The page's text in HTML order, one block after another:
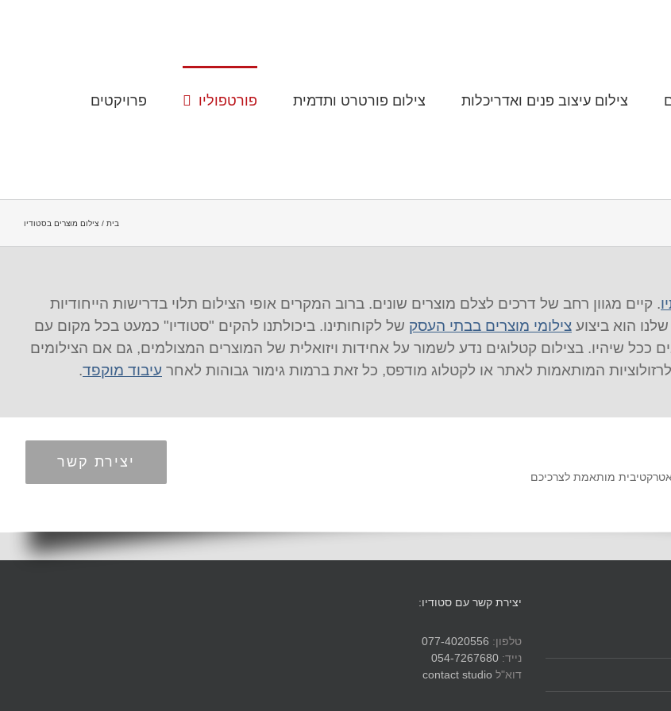
צילום עיצוב פנים ואדריכלות צילום פורטרט ותדמית פורטפוליו פרויקטים
בית צילום מוצרים בסטודיו
. קיים מגוון רחב של דרכים לצלם מוצרים שונים. ברוב המקרים אופי הצילום תלוי בדרישות הייחודיות
הוא ביצוע צילומי מוצרים בבתי העסק של לקוחותינו. ביכולתנו להקים "סטודיו" כמעט בכל מקום עם
ככל שיהיו. בצילום קטלוגים נדע לשמור על אחידות ויזואלית של המוצרים המצולמים, גם אם הצילומים
המותאמות לאתר או לקטלוג מודפס, כל זאת ברמות גימור גבוהות לאחר עיבוד מוקפד.
יצירת קשר
אטרקטיבית מותאמת לצרכיכם
יצירת קשר עם סטודיו:
טלפון: 077-4020556
נייד: 054-7267680
דוא"ל contact studio